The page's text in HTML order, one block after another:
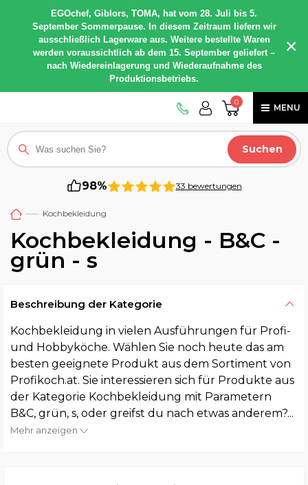
EGOchef, Giblors, TOMA, hat vom 28. Juli bis 5.
September Sommerpause. In diesem Zeitraum liefern wir
ausschließlich Lagerware aus. Weitere bestellte Waren
werden voraussichtlich ab dem 15. September geliefert –
nach Wiedereinlagerung und Wiederaufnahme des
Produktionsbetriebs.
×
0
MENU
Suchen
98% 33 bewertungen
Kochbekleidung
Kochbekleidung - B&C -
grün - s
Beschreibung der Kategorie
Kochbekleidung in vielen Ausführungen für Profi-
und Hobbyköche. Wählen Sie noch heute das am
besten geeignete Produkt aus dem Sortiment von
Profikoch.at. Sie interessieren sich für Produkte aus
der Kategorie Kochbekleidung mit Parametern
B&C, grün, s, oder greifst du nach etwas anderem?...
Mehr anzeigen